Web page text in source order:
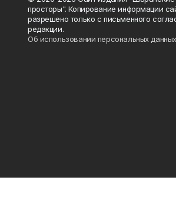
просторы". Копирование информации
разрешено только с письменного
редакции.
Об использовании персональных данных